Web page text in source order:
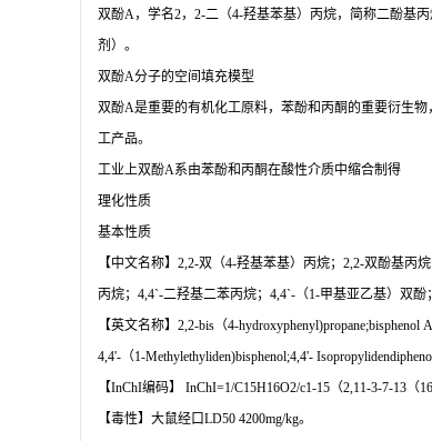
双酚A，学名2，2-二（4-羟基苯基）丙烷，简称二酚基
剂）。
双酚A分子的空间填充模型
双酚A是重要的有机化工原料，苯酚和丙酮的重要衍生
工产品。
工业上双酚A系由苯酚和丙酮在酸性介质中缩合制得
理化性质
基本性质
【中文名称】2,2-双（4-羟基苯基）丙烷；2,2-双酚基丙
丙烷；4,4`-二羟基二苯丙烷；4,4`-（1-甲基亚乙基）双酚
【英文名称】2,2-bis（4-hydroxyphenyl)propane;bisphenol
4,4'-（1-Methylethyliden)bisphenol;4,4'-
【InChI编码】 InChI=1/C15H16O2/c1-15（2,11-3-7-13（
【毒性】大鼠经口LD50 4200mg/kg。